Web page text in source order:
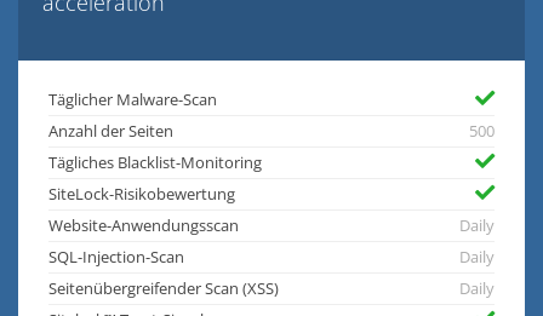
Täglicher Malware-Scan
Anzahl der Seiten
500
Tägliches Blacklist-Monitoring
SiteLock-Risikobewertung
Website-Anwendungsscan
Daily
SQL-Injection-Scan
Daily
Seitenübergreifender Scan (XSS)
Daily